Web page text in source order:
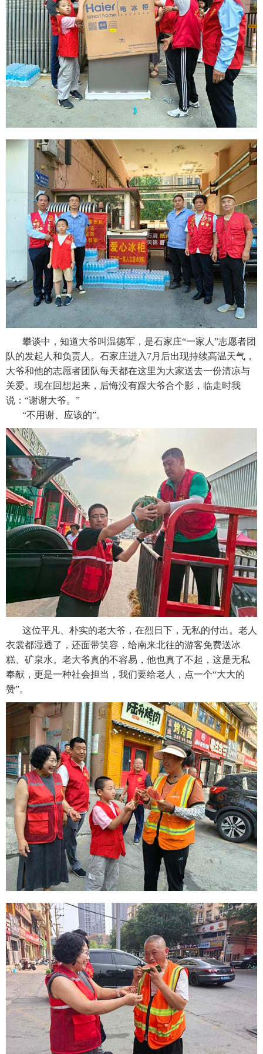
攀谈中，知道大爷叫温德军，是石家庄“一家人”志愿者团
队的发起人和负责人。石家庄进入7月后出现持续高温天气，
大爷和他的志愿者团队每天都在这里为大家送去一份清凉与
关爱。现在回想起来，后悔没有跟大爷合个影，临走时我
说：“谢谢大爷。”
“不用谢、应该的”。
这位平凡、朴实的老大爷，在烈日下，无私的付出。老人
衣裳都湿透了，还面带笑容，给南来北往的游客免费送冰
糕、矿泉水。老大爷真的不容易，他也真了不起，这是无私
奉献，更是一种社会担当，我们要给老人，点一个“大大的
赞”。